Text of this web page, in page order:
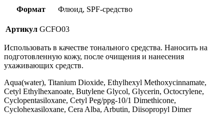
Формат Флюид, SPF-средство
Артикул GCFO03
Использовать в качестве тонального средства. Наносить на
подготовленную кожу, после очищения и нанесения
ухаживающих средств.
Aqua(water), Titanium Dioxide, Ethylhexyl Methoxycinnamate,
Cetyl Ethylhexanoate, Butylene Glycol, Glycerin, Octocrylene,
Cyclopentasiloxane, Cetyl Peg/​ppg-10/​1 Dimethicone,
Cyclohexasiloxane, Cera Alba, Arbutin, Diisopropyl Dimer